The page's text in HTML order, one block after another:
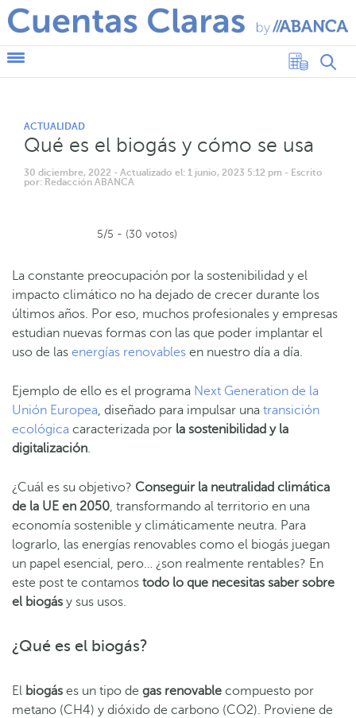
ACTUALIDAD
Qué es el biogás y cómo se usa
30 diciembre, 2022 - Actualizado el: 1 junio, 2023 5:12 pm - Escrito
por: Redacción ABANCA
5/5 - (30 votos)
La constante preocupación por la sostenibilidad y el
impacto climático no ha dejado de crecer durante los
últimos años. Por eso, muchos profesionales y empresas
estudian nuevas formas con las que poder implantar el
uso de las energías renovables en nuestro día a día.
Ejemplo de ello es el programa Next Generation de la
Unión Europea, diseñado para impulsar una transición
ecológica caracterizada por la sostenibilidad y la
digitalización.
¿Cuál es su objetivo? Conseguir la neutralidad climática
de la UE en 2050, transformando al territorio en una
economía sostenible y climáticamente neutra. Para
lograrlo, las energías renovables como el biogás juegan
un papel esencial, pero… ¿son realmente rentables? En
este post te contamos todo lo que necesitas saber sobre
el biogás y sus usos.
¿Qué es el biogás?
El biogás es un tipo de gas renovable compuesto por
metano (CH4) y dióxido de carbono (CO2). Proviene de